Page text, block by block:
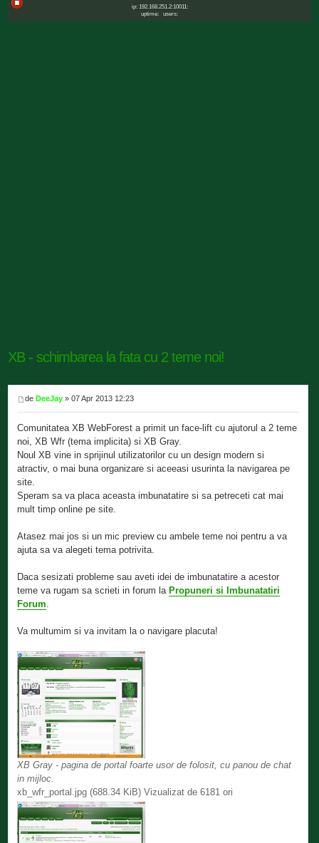
ip: 192.168.251.2:10011:
uptime:
users:
XB - schimbarea la fata cu 2 teme noi!
deDeeJay » 07 Apr 2013 12:23
Comunitatea XB WebForest a primit un face-lift cu ajutorul a 2 teme
noi, XB Wfr (tema implicita) si XB Gray.
Noul XB vine in sprijinul utilizatorilor cu un design modern si
atractiv, o mai buna organizare si aceeasi usurinta la navigarea pe
site.
Speram sa va placa aceasta imbunatatire si sa petreceti cat mai
mult timp online pe site.
Atasez mai jos si un mic preview cu ambele teme noi pentru a va
ajuta sa va alegeti tema potrivita.
Daca sesizati probleme sau aveti idei de imbunatatire a acestor
teme va rugam sa scrieti in forum laPropuneri si Imbunatatiri
Forum
Va multumim si va invitam la o navigare placuta!
XB Gray - pagina de portal foarte usor de folosit, cu panou de chat
in mijloc.
xb_wfr_portal.jpg (688.34 KiB) Vizualizat de 6181 ori